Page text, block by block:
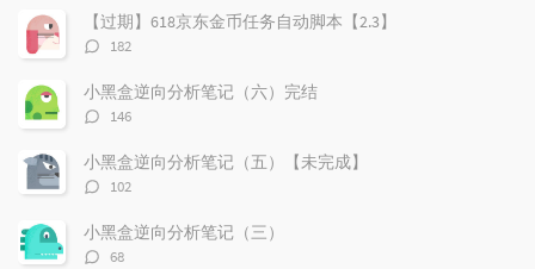
章
论
【过期】618京东金币任务自动脚本【2.3】
评
数：
182
小黑盒逆向分析笔记（六）完结
评
数：
146
小黑盒逆向分析笔记（五）【未完成】
评
数：
102
小黑盒逆向分析笔记（三）
评
68